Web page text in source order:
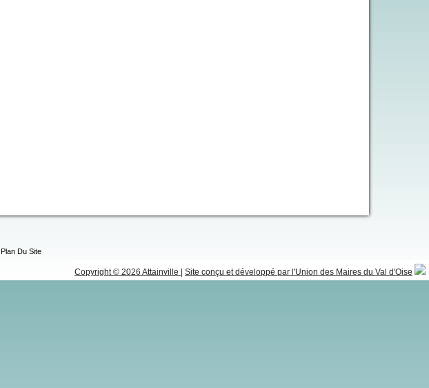
Plan Du Site
Copyright © 2026 Attainville Site conçu et développé par l'Union des Maires du Val d'Oise